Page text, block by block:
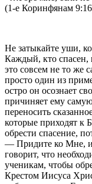
(1-е Коринфянам
Не затыкайте уши,
Каждый, кто спасен,
это совсем не то же
просто один из
остро он осознает
причиняет ему
переносить
которые приходят к
обрести спасение,
— Придите ко Мне, и
говорит, что
ученикам, чтобы
Крестом Иисуса